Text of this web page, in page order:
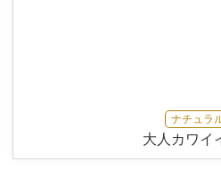
ナチュラ
大人カワイ